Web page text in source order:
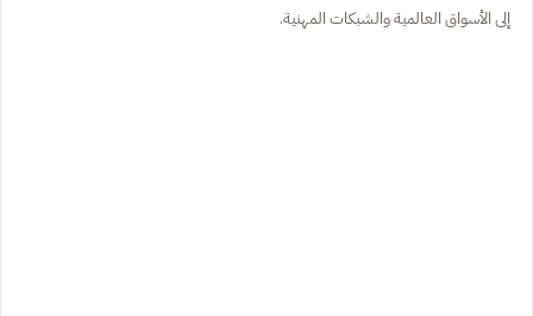
إلى الأسواق العالمية والشبكات المهنية.